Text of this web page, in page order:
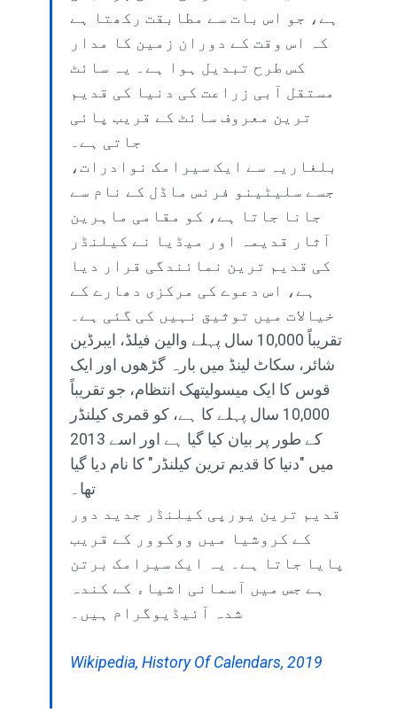
ہے، جو اس بات سے مطابقت رکھتا ہے
کہ اس وقت کے دوران زمین کا مدار
کس طرح تبدیل ہوا ہے۔ یہ سائٹ
مستقل آبی زراعت کی دنیا کی قدیم
ترین معروف سائٹ کے قریب پائی
جاتی ہے۔
بلغاریہ سے ایک سیرامک ​​نوادرات،
جسے سلیٹینو فرنس ماڈل کے نام سے
جانا جاتا ہے، کو مقامی ماہرین
آثار قدیمہ اور میڈیا نے کیلنڈر
کی قدیم ترین نمائندگی قرار دیا
ہے، اس دعوے کی مرکزی دھارے کے
خیالات میں توثیق نہیں کی گئی ہے۔
تقریباً 10,000 سال پہلے والین فیلڈ، ایبرڈین
شائر، سکاٹ لینڈ میں بارہ گڑھوں اور ایک
قوس کا ایک میسولیتھک انتظام، جو تقریباً
10,000 سال پہلے کا ہے، کو قمری کیلنڈر
کے طور پر بیان کیا گیا ہے اور اسے 2013
میں "دنیا کا قدیم ترین کیلنڈر" کا نام دیا گیا
تھا۔
قدیم ترین یورپی کیلنڈر جدید دور
کے کروشیا میں ووکوور کے قریب
پایا جاتا ہے۔ یہ ایک سیرامک ​​برتن
ہے جس میں آسمانی اشیاء کے کندہ
شدہ آئیڈیوگرام ہیں۔
Wikipedia, History Of Calendars, 2019